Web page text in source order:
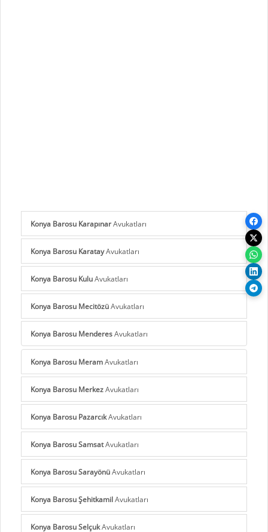
Konya Barosu KarapınarAvukatları
Konya Barosu KaratayAvukatları
Konya Barosu KuluAvukatları
Konya Barosu MecitözüAvukatları
Konya Barosu MenderesAvukatları
Konya Barosu MeramAvukatları
Konya Barosu MerkezAvukatları
Konya Barosu PazarcıkAvukatları
Konya Barosu SamsatAvukatları
Konya Barosu SarayönüAvukatları
Konya Barosu ŞehitkamilAvukatları
Konya Barosu SelçukAvukatları